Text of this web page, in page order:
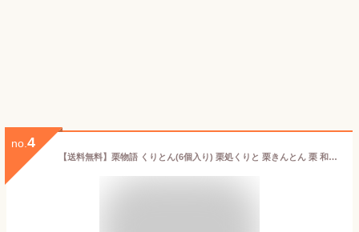
no. 4
【送料無料】栗物語 くりとん(6個入り) 栗処くりと 栗きんとん 栗 和菓子 ギフト 敬老の日 手土産 お礼 茨城県 和栗 お菓子 スイーツ おしゃれ 栗菓子 くり きんとん くりきんとん お取り寄せ 茨城 笠間 販売 栗のお菓子 茨城県笠間市 笠間の栗